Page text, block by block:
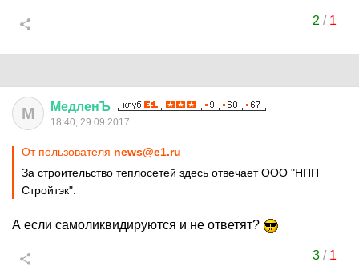
2 / 1
М МедленЪ
18:40, 29.09.2017
От пользователя news@e1.ru
За строительство теплосетей здесь отвечает ООО "НПП
Стройтэк".
А если самоликвидируются и не ответят?
3/ 1